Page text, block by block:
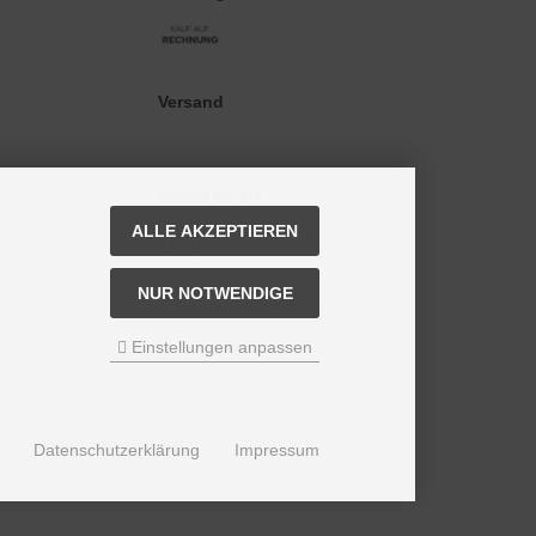
Versand
| Antik-Ersatzteile Hanisch.
ALLE AKZEPTIEREN
NUR NOTWENDIGE
Einstellungen anpassen
Datenschutzerklärung Impressum